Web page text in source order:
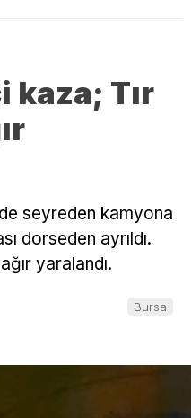
kaza; Tır
seyreden kamyona
dorseden ayrıldı.
yaralandı.
Bursa